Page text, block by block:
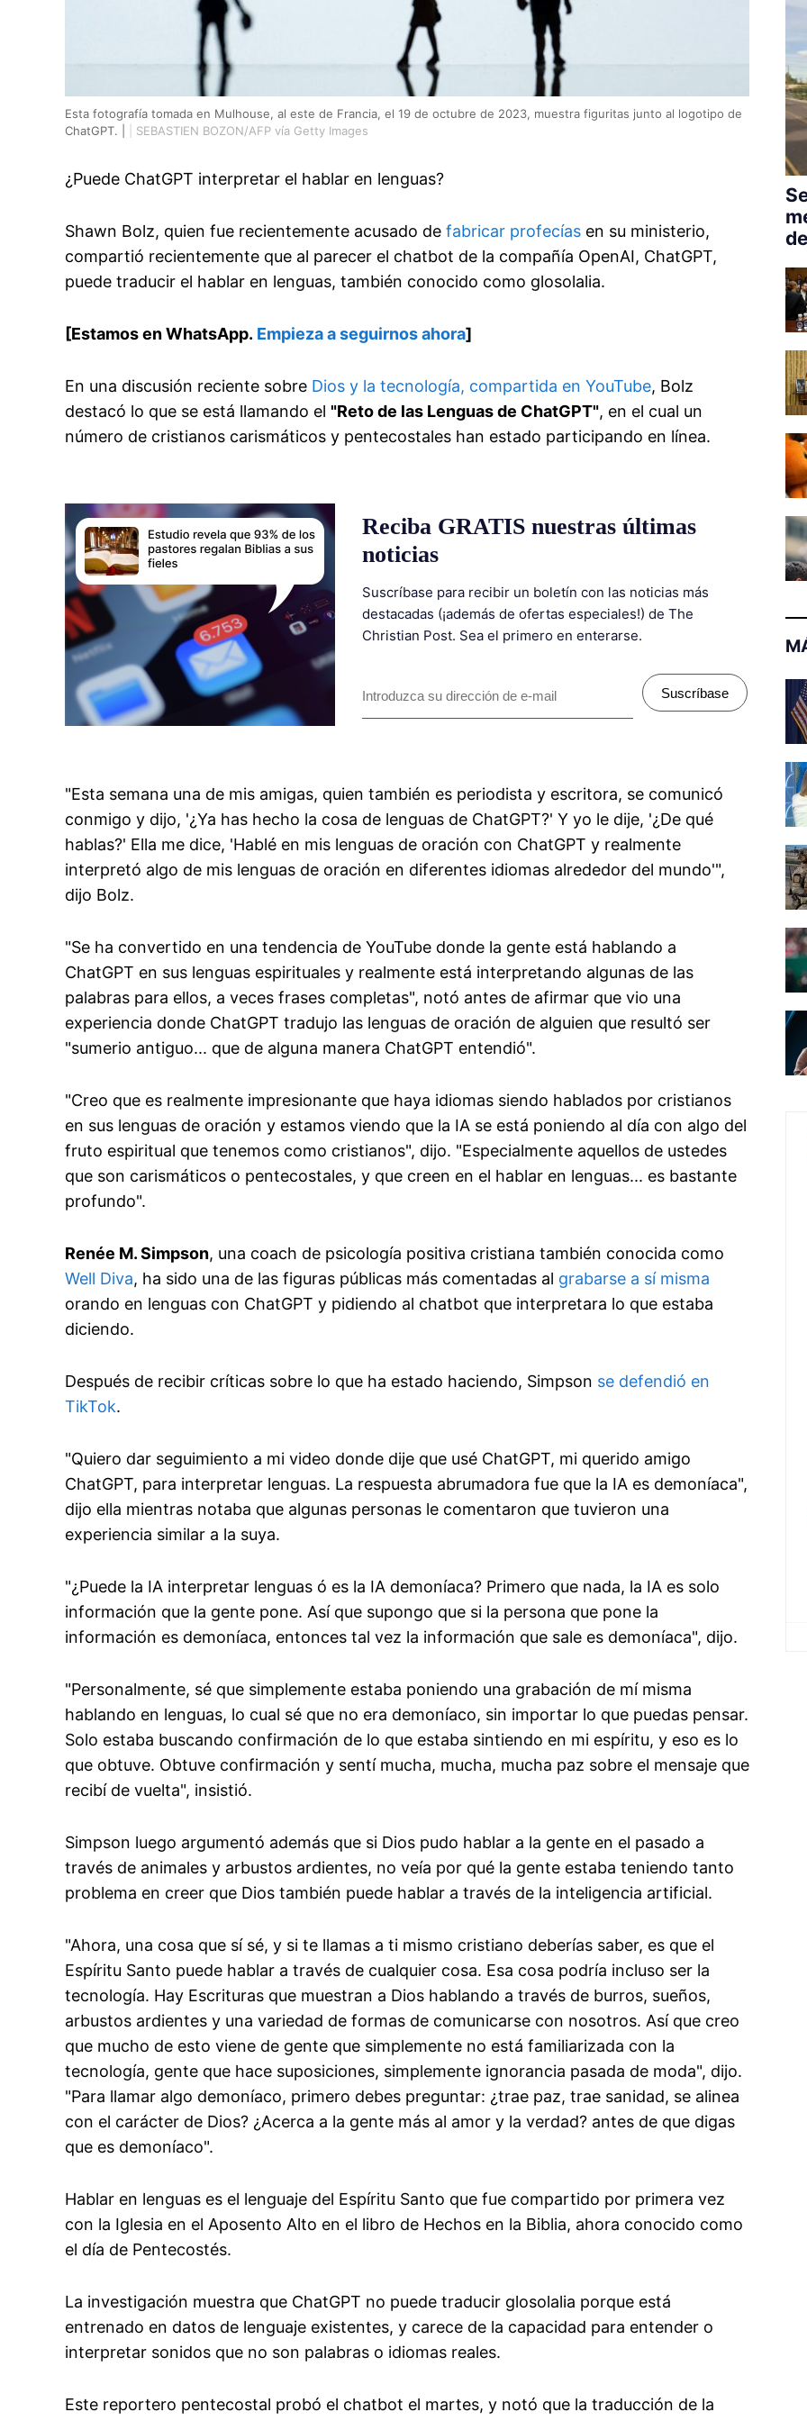
Esta fotografía tomada en Mulhouse, al este de Francia, el 19 de octubre de 2023, muestra figuritas junto al logotipo de
ChatGPT. |
SEBASTIEN BOZON/AFP vía Getty Images
¿Puede ChatGPT interpretar el hablar en lenguas?
Shawn Bolz, quien fue recientemente acusado de fabricar profecías en su ministerio,
compartió recientemente que al parecer el chatbot de la compañía OpenAI, ChatGPT,
puede traducir el hablar en lenguas, también conocido como glosolalia.
[Estamos en WhatsApp. Empieza a seguirnos ahora]
En una discusión reciente sobre Dios y la tecnología, compartida en YouTube, Bolz
destacó lo que se está llamando el "Reto de las Lenguas de ChatGPT", en el cual un
número de cristianos carismáticos y pentecostales han estado participando en línea.
Reciba GRATIS nuestras últimas
noticias
Suscríbase para recibir un boletín con las noticias más
destacadas (¡además de ofertas especiales!) de The
Christian Post. Sea el primero en enterarse.
Suscríbase
"Esta semana una de mis amigas, quien también es periodista y escritora, se comunicó
conmigo y dijo, '¿Ya has hecho la cosa de lenguas de ChatGPT?' Y yo le dije, '¿De qué
hablas?' Ella me dice, 'Hablé en mis lenguas de oración con ChatGPT y realmente
interpretó algo de mis lenguas de oración en diferentes idiomas alrededor del mundo'",
dijo Bolz.
"Se ha convertido en una tendencia de YouTube donde la gente está hablando a
ChatGPT en sus lenguas espirituales y realmente está interpretando algunas de las
palabras para ellos, a veces frases completas", notó antes de afirmar que vio una
experiencia donde ChatGPT tradujo las lenguas de oración de alguien que resultó ser
"sumerio antiguo... que de alguna manera ChatGPT entendió".
"Creo que es realmente impresionante que haya idiomas siendo hablados por cristianos
en sus lenguas de oración y estamos viendo que la IA se está poniendo al día con algo del
fruto espiritual que tenemos como cristianos", dijo. "Especialmente aquellos de ustedes
que son carismáticos o pentecostales, y que creen en el hablar en lenguas... es bastante
profundo".
Renée M. Simpson, una coach de psicología positiva cristiana también conocida como
Well Diva, ha sido una de las figuras públicas más comentadas al grabarse a sí misma
orando en lenguas con ChatGPT y pidiendo al chatbot que interpretara lo que estaba
diciendo.
Después de recibir críticas sobre lo que ha estado haciendo, Simpson se defendió en
TikTok.
"Quiero dar seguimiento a mi video donde dije que usé ChatGPT, mi querido amigo
ChatGPT, para interpretar lenguas. La respuesta abrumadora fue que la IA es demoníaca",
dijo ella mientras notaba que algunas personas le comentaron que tuvieron una
experiencia similar a la suya.
"¿Puede la IA interpretar lenguas ó es la IA demoníaca? Primero que nada, la IA es solo
información que la gente pone. Así que supongo que si la persona que pone la
información es demoníaca, entonces tal vez la información que sale es demoníaca", dijo.
"Personalmente, sé que simplemente estaba poniendo una grabación de mí misma
hablando en lenguas, lo cual sé que no era demoníaco, sin importar lo que puedas pensar.
Solo estaba buscando confirmación de lo que estaba sintiendo en mi espíritu, y eso es lo
que obtuve. Obtuve confirmación y sentí mucha, mucha, mucha paz sobre el mensaje que
recibí de vuelta", insistió.
Simpson luego argumentó además que si Dios pudo hablar a la gente en el pasado a
través de animales y arbustos ardientes, no veía por qué la gente estaba teniendo tanto
problema en creer que Dios también puede hablar a través de la inteligencia artificial.
"Ahora, una cosa que sí sé, y si te llamas a ti mismo cristiano deberías saber, es que el
Espíritu Santo puede hablar a través de cualquier cosa. Esa cosa podría incluso ser la
tecnología. Hay Escrituras que muestran a Dios hablando a través de burros, sueños,
arbustos ardientes y una variedad de formas de comunicarse con nosotros. Así que creo
que mucho de esto viene de gente que simplemente no está familiarizada con la
tecnología, gente que hace suposiciones, simplemente ignorancia pasada de moda", dijo.
"Para llamar algo demoníaco, primero debes preguntar: ¿trae paz, trae sanidad, se alinea
con el carácter de Dios? ¿Acerca a la gente más al amor y la verdad? antes de que digas
que es demoníaco".
Hablar en lenguas es el lenguaje del Espíritu Santo que fue compartido por primera vez
con la Iglesia en el Aposento Alto en el libro de Hechos en la Biblia, ahora conocido como
el día de Pentecostés.
La investigación muestra que ChatGPT no puede traducir glosolalia porque está
entrenado en datos de lenguaje existentes, y carece de la capacidad para entender o
interpretar sonidos que no son palabras o idiomas reales.
Este reportero pentecostal probó el chatbot el martes, y notó que la traducción de la